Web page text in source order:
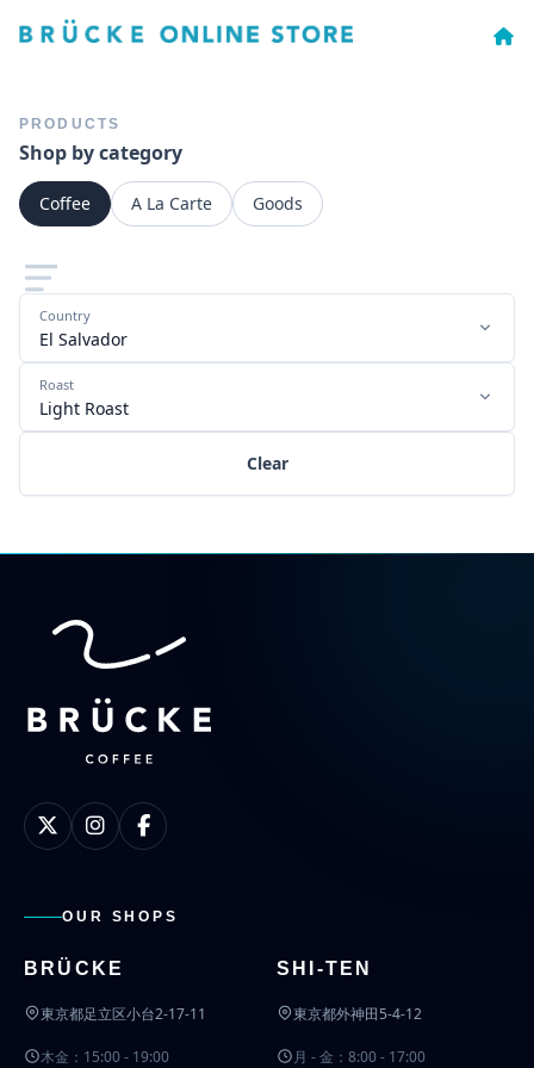
PRODUCTS
Shop by category
Coffee A La Carte Goods
Country
El Salvador
Roast
Light Roast
Clear
OUR SHOPS
BRÜCKE
東京都足立区小台2-17-11
木金：15:00 - 19:00
SHI-TEN
東京都外神田5-4-12
月 - 金：8:00 - 17:00